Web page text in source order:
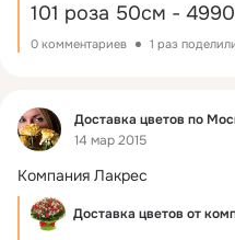
101 роза 50см -
0 комментариев 1 раз
Фид Доставка цветов по
14 мар 2015
Компания Лакрес
Доставка цветов от